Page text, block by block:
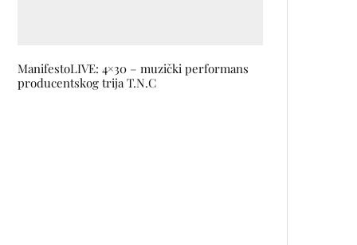
ManifestoLIVE: 4×30 – muzički performans
producentskog trija T.N.C